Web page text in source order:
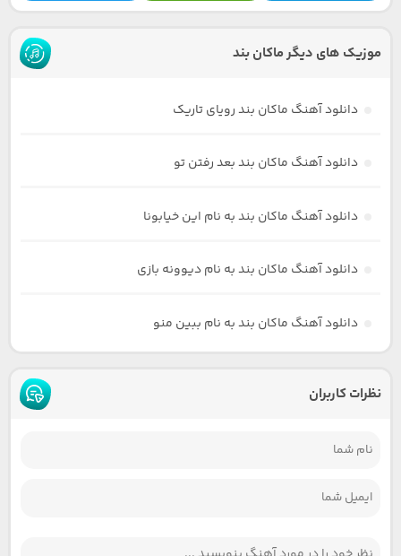
موزیک های دیگر ماکان بند
دانلود آهنگ ماکان بند رویای تاریک
دانلود آهنگ ماکان بند بعد رفتن تو
دانلود آهنگ ماکان بند به نام این خیابونا
دانلود آهنگ ماکان بند به نام دیوونه بازی
دانلود آهنگ ماکان بند به نام ببین منو
نظرات کاربران